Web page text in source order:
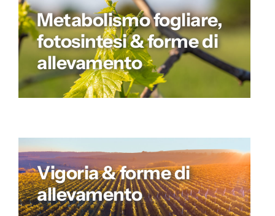
Metabolismo fogliare,
fotosintesi & forme di
allevamento
Vigoria & forme di
allevamento